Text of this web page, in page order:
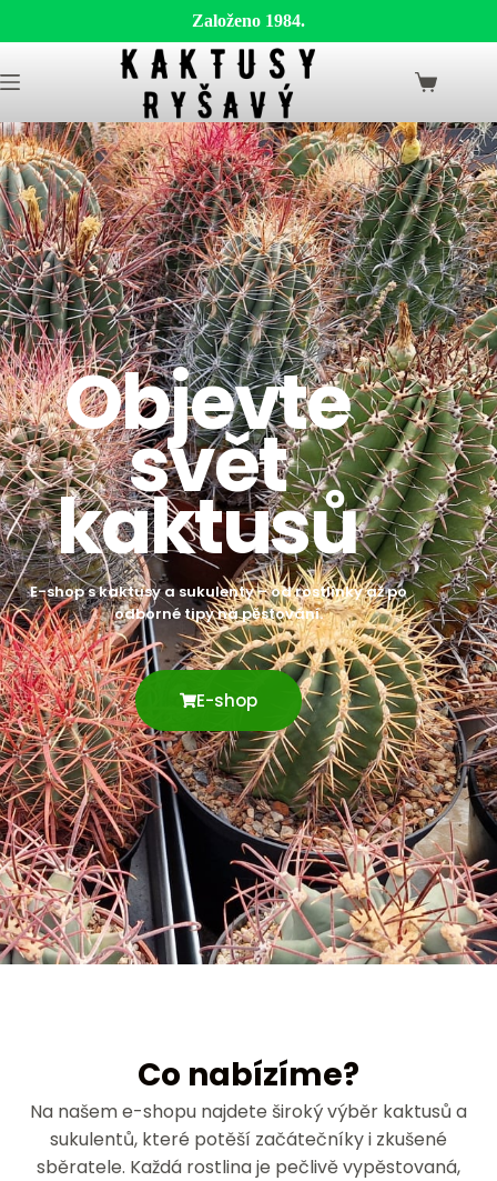
Založeno 1984.
Objevte
svět
kaktusů
E-shop s kaktusy a sukulenty – od rostlinky až po
odborné tipy na pěstování.
E-shop
Co nabízíme?
Na našem e-shopu najdete široký výběr kaktusů a
sukulentů, které potěší začátečníky i zkušené
sběratele. Každá rostlina je pečlivě vypěstovaná,